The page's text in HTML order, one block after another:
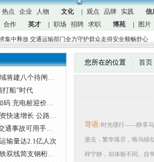
热点 企业 人物 文化 | 观点 品牌 实践
信
合作 英才 | 职场 招聘 求职 博苑 | 图片
放 交通运输部门全力守护群众走得安全顺畅舒心 广
长江三峡近坝水域将建八个待闸锚地
打船”时代
政策暖风+巨头加码 充电桩迎价值重估
交通固定资产投资快速增长 公路挑大梁
8月起 北京轻微交通事故可用手机处理
输量达2.1亿人次
中国最大跨度高铁双线简支钢桁梁“漂移”入位
您所在的位置 首页
导语:时光缓行——静享乌
逝去，繁华落尽，唯乌镇
样宁静，却体验不同。自